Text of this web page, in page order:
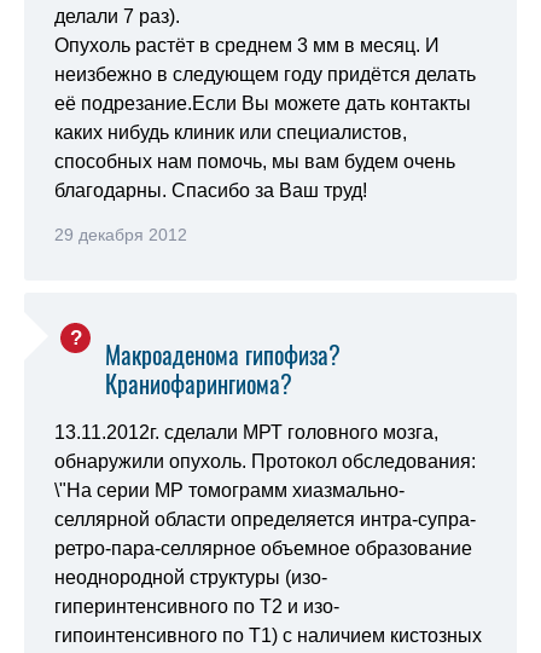
делали 7 раз).
Опухоль растёт в среднем 3 мм в месяц. И
неизбежно в следующем году придётся делать
её подрезание.Если Вы можете дать контакты
каких нибудь клиник или специалистов,
способных нам помочь, мы вам будем очень
благодарны. Спасибо за Ваш труд!
29 декабря 2012
Макроаденома гипофиза?
Краниофарингиома?
13.11.2012г. сделали МРТ головного мозга,
обнаружили опухоль. Протокол обследования:
\"На серии МР томограмм хиазмально-
селлярной области определяется интра-супра-
ретро-пара-селлярное объемное образование
неоднородной структуры (изо-
гиперинтенсивного по Т2 и изо-
гипоинтенсивного по Т1) с наличием кистозных